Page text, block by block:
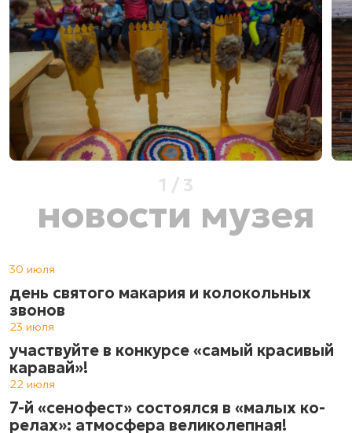
1 / 3
новости музея
30 июля
день святого макария и колокольных
звонов
23 июля
участвуйте в конкурсе «самый красивый
каравай»!
22 июля
7-й «сенофест» состоялся в «ма­лых ко­
ре­лах»: атмос­фе­ра ве­ли­ко­леп­ная!